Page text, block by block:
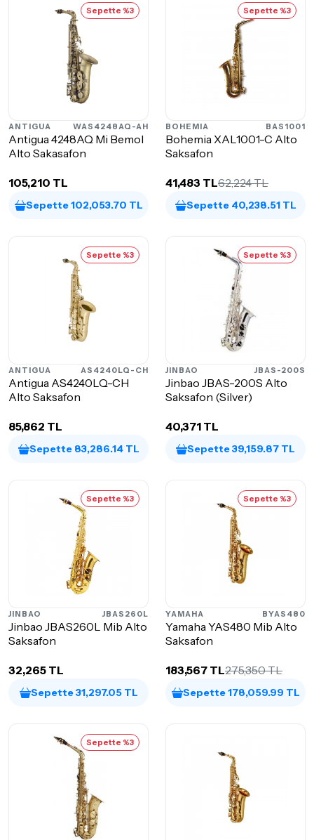
Sepette %3
ANTIGUA WAS4248AQ-AH
Antigua 4248AQ Mi Bemol
Alto Sakasafon
105,210 TL
Sepette 102,053.70 TL
Sepette %3
BOHEMIA BAS1001
Bohemia XAL1001-C Alto
Saksafon
41,483 TL62,224 TL
Sepette 40,238.51 TL
Sepette %3
ANTIGUA AS4240LQ-CH
Antigua AS4240LQ-CH
Alto Saksafon
85,862 TL
Sepette 83,286.14 TL
Sepette %3
JINBAO JBAS-200S
Jinbao JBAS-200S Alto
Saksafon (Silver)
40,371 TL
Sepette 39,159.87 TL
Sepette %3
JINBAO JBAS260L
Jinbao JBAS260L Mib Alto
Saksafon
32,265 TL
Sepette 31,297.05 TL
Sepette %3
YAMAHA BYAS480
Yamaha YAS480 Mib Alto
Saksafon
183,567 TL275,350 TL
Sepette 178,059.99 TL
Sepette %3